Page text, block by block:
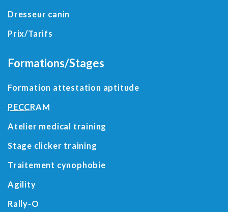
Dresseur canin
Prix/Tarifs
Formations/Stages
Formation attestation aptitude
PECCRAM
Atelier medical training
Stage clicker training
Traitement cynophobie
Agility
Rally-O